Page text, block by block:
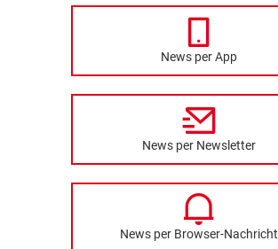
News per App
News per Newsletter
News per Browser-Nachricht